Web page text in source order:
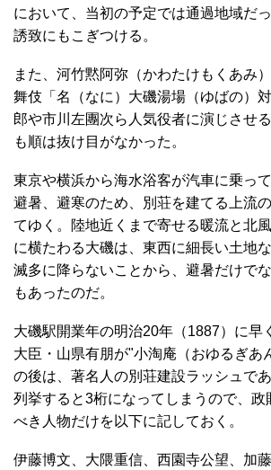
において、当初の予定では通過地域だ
誘致にもこぎつける。
また、河竹黙阿弥（かわたけもくあみ
舞伎「名（なに）大磯湯場（ゆばの）
郎や市川左團次ら人気役者に演じさせ
も順は抜け目がなかった。
東京や横浜から海水浴客が汽車に乗っ
避暑、避寒のため、別荘を建てる上流
てゆく。陸地近くまで寄せる暖流と北
に横たわる大磯は、東西に細長い土地
滅多に降らないことから、避暑だけで
もあったのだ。
大磯駅開業年の明治20年（1887）に早
大臣・山県有朋が"小淘庵（おゆるぎあ
の後は、著名人の別荘建設ラッシュで
列挙すると3桁になってしまうので、政
べき人物だけを以下に記しておく。
伊藤博文、大隈重信、西園寺公望、加